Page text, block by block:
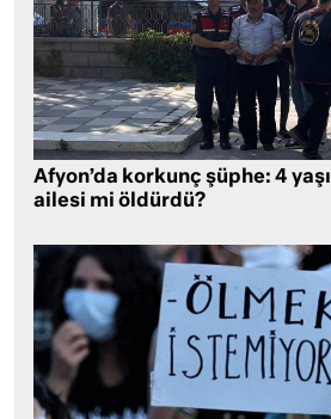
Afyon’da korkunç şüphe: 4
ailesi mi öldürdü?